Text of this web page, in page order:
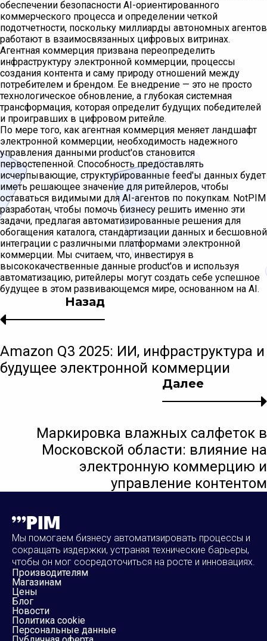
обеспечении безопасности AI-ориентированного
коммерческого процесса и определении четкой
подотчетности, поскольку миллиарды автономных агентов
работают в взаимосвязанных цифровых витринах.
Агентная коммерция призвана переопределить
инфраструктуру электронной коммерции, процессы
создания контента и саму природу отношений между
потребителем и брендом. Ее внедрение — это не просто
технологическое обновление, а глубокая системная
трансформация, которая определит будущих победителей
и проигравших в цифровом ритейле.
По мере того, как агентная коммерция меняет ландшафт
электронной коммерции, необходимость надежного
управления данными product'ов становится
первостепенной. Способность предоставлять
исчерпывающие, структурированные feed'ы данных будет
иметь решающее значение для ритейлеров, чтобы
оставаться видимыми для AI-агентов по покупкам. NotPIM
разработан, чтобы помочь бизнесу решить именно эти
задачи, предлагая автоматизированные решения для
обогащения каталога, стандартизации данных и бесшовной
интеграции с различными платформами электронной
коммерции. Мы считаем, что, инвестируя в
высококачественные данные product'ов и используя
автоматизацию, ритейлеры могут создать себе успешное
будущее в этом развивающемся мире, основанном на AI.
Далее
Маркировка влажных салфеток в
Московской области: влияние на
электронную коммерцию и
управление контентом
Назад
Amazon Q3 2025: ИИ, инфраструктура и
будущее электронной коммерции
Мы помогаем бизнесу автоматизировать процессы и
сокращать издержки, устраняя технические барьеры,
чтобы он мог сосредоточиться на росте и инновациях.
Производителям
Магазинам
Цены
Блог
Новости
Политика cookie
Персональные данные